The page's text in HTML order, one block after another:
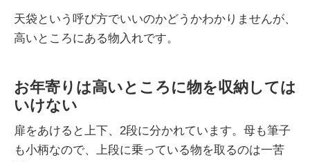
天袋という呼び方でいいのかどうかわかりませんが、
高いところにある物入れです。
お年寄りは高いところに物を収納しては
いけない
扉をあけると上下、2段に分かれています。母も筆子
も小柄なので、上段に乗っている物を取るのは一苦